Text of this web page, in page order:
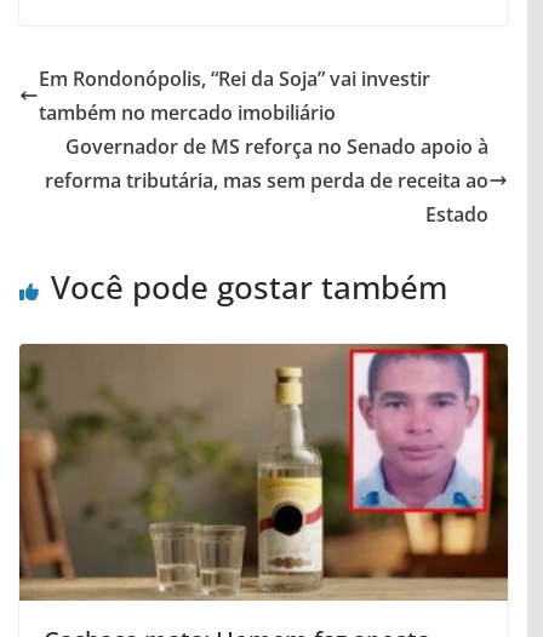
Em Rondonópolis, “Rei da Soja” vai investir
também no mercado imobiliário
Governador de MS reforça no Senado apoio à
reforma tributária, mas sem perda de receita ao
Estado
Você pode gostar também